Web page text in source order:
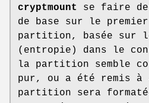
cryptmount
se faire
de base sur le
partition, basée sur
(entropie) dans le
la partition semble
pur, ou a été remis à
partition sera